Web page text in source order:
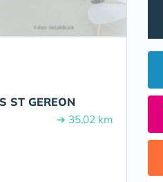
ST GEREON
➔ 35.02 km